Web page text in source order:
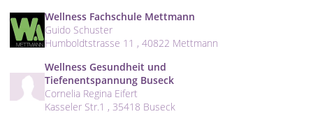
Wellness Fachschule Mettmann
Guido Schuster
Humboldtstrasse 11 , 40822 Mettmann
Wellness Gesundheit und
Tiefenentspannung Buseck
Cornelia Regina Eifert
Kasseler Str.1 , 35418 Buseck